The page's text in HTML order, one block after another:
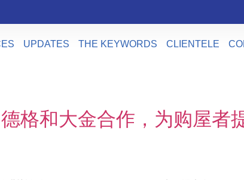
UPDATES THE KEYWORDS CLIENTELE
格和大金合作，为购屋者